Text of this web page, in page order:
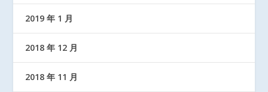
2019 年 1 月
2018 年 12 月
2018 年 11 月